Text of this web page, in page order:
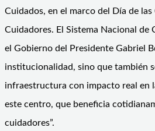
Cuidados, en el marco del Día de
Cuidadores. El Sistema Nacional de
el Gobierno del Presidente Gabriel
institucionalidad, sino que también
infraestructura con impacto real en
este centro, que beneficia
cuidadores”.